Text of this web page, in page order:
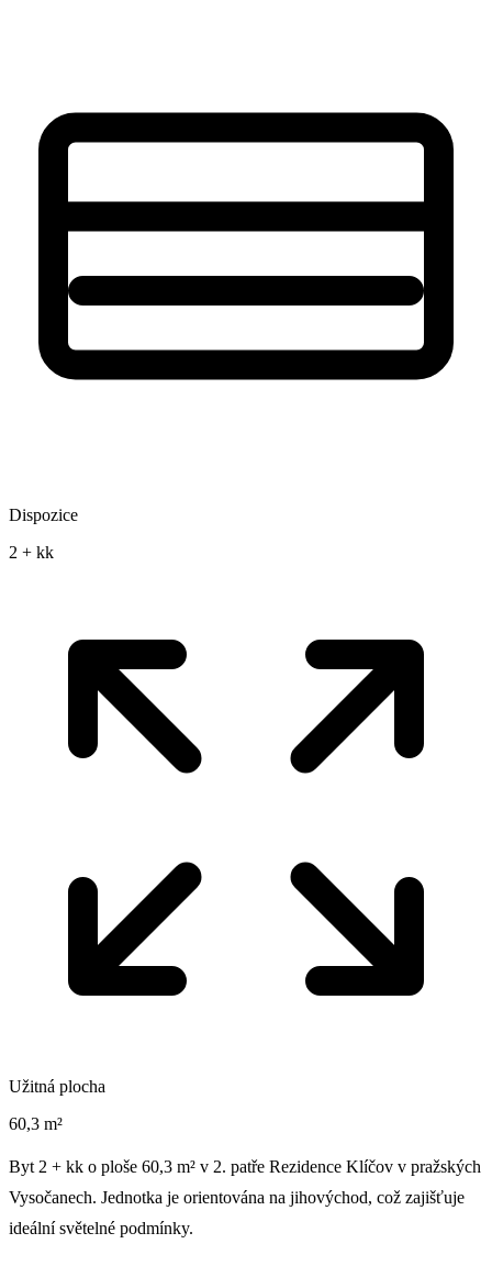
Dispozice
2 + kk
Užitná plocha
60,3 m²
Byt 2 + kk o ploše 60,3 m² v 2. patře Rezidence Klíčov v pražských
Vysočanech. Jednotka je orientována na jihovýchod, což zajišťuje
ideální světelné podmínky.